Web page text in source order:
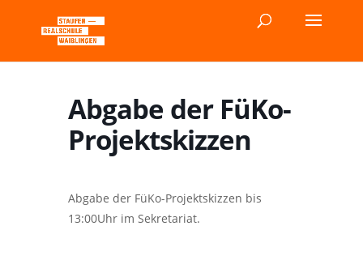
Abgabe der FüKo-
Projektskizzen
Abgabe der FüKo-Projektskizzen bis
13:00Uhr im Sekretariat.